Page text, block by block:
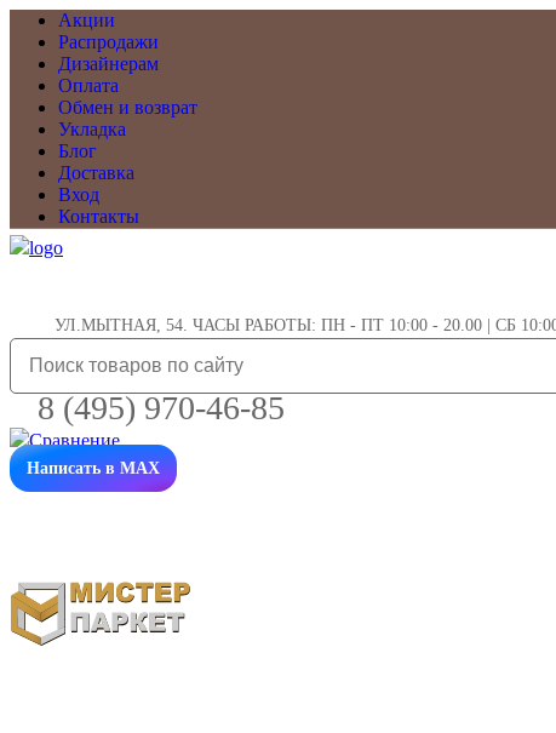
Акции
Распродажи
Дизайнерам
Оплата
Обмен и возврат
Укладка
Блог
Доставка
Вход
Контакты
УЛ.МЫТНАЯ, 54. ЧАСЫ РАБОТЫ: ПН - ПТ 10:00 - 20.00 | СБ 10:00
8 (495) 970-46-85
Написать в MAX